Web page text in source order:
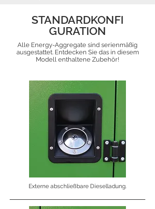
STANDARDKONFI
GURATION
Alle Energy-Aggregate sind serienmäßig
ausgestattet. Entdecken Sie das in diesem
Modell enthaltene Zubehör!
Externe abschließbare Dieselladung.